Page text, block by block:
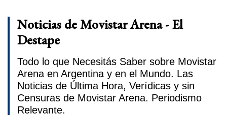
Noticias de Movistar Arena - El
Destape
Todo lo que Necesitás Saber sobre Movistar
Arena en Argentina y en el Mundo. Las
Noticias de Última Hora, Verídicas y sin
Censuras de Movistar Arena. Periodismo
Relevante.